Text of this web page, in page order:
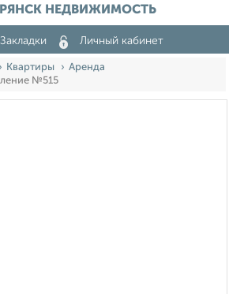
НЕДВИЖИМОСТЬ
Закладки Личный кабинет
Квартиры
Аренда
№515